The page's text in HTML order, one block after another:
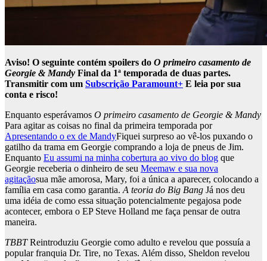
Aviso! O seguinte contém spoilers do O primeiro casamento de
Georgie & Mandy Final da 1ª temporada de duas partes.
Transmitir com um Subscrição Paramount+ E leia por sua
conta e risco!
Enquanto esperávamos O primeiro casamento de Georgie & Mandy
Para agitar as coisas no final da primeira temporada por
Apresentando o ex de MandyFiquei surpreso ao vê-los puxando o
gatilho da trama em Georgie comprando a loja de pneus de Jim.
Enquanto Eu assumi na minha cobertura ao vivo do blog que
Georgie receberia o dinheiro de seu Meemaw e sua nova
agitaçãosua mãe amorosa, Mary, foi a única a aparecer, colocando a
família em casa como garantia.A teoria do Big Bang Já nos deu
uma idéia de como essa situação potencialmente pegajosa pode
acontecer, embora o EP Steve Holland me faça pensar de outra
maneira.
TBBTReintroduziu Georgie como adulto e revelou que possuía a
popular franquia Dr. Tire, no Texas. Além disso, Sheldon revelou